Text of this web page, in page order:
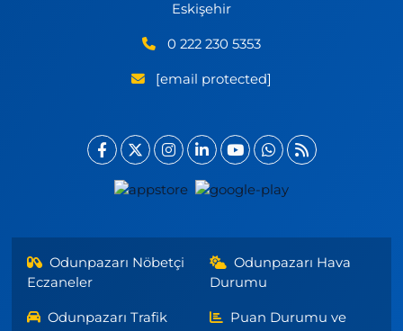
Eskişehir
0 222 230 5353
[email protected]
Odunpazarı Nöbetçi
Eczaneler
Odunpazarı Hava
Durumu
Odunpazarı Trafik
Puan Durumu ve